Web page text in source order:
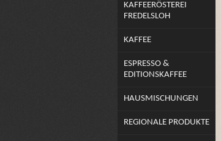
KAFFEERÖSTEREI
FREDELSLOH
KAFFEE
ESPRESSO &
EDITIONSKAFFEE
HAUSMISCHUNGEN
REGIONALE PRODUKTE